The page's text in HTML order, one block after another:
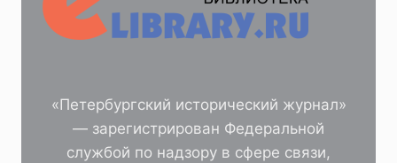
«Петербургский исторический журнал»
— зарегистрирован Федеральной
службой по надзору в сфере связи,